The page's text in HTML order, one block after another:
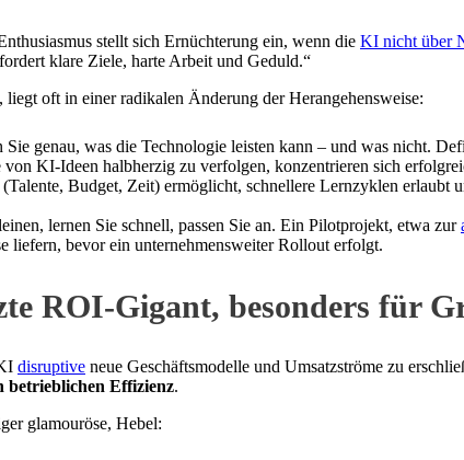
stellt sich Ernüchterung ein, wenn die KI nicht über
klare Ziele, harte Arbeit und Geduld.“
oft in einer radikalen Änderung der Herangehensweise:
Sie genau, was die Technologie leisten kann – und was nicht.
von KI-Ideen halbherzig zu verfolgen, konzentrieren sich
(Talente, Budget, Zeit) ermöglicht, schnellere Lernzyklen erlaubt
lernen Sie schnell, passen Sie an. Ein Pilotprojekt, etwa zur
liefern, bevor ein unternehmensweiter Rollout erfolgt.
ROI-Gigant, besonders für
disruptive neue Geschäftsmodelle und Umsatzströme zu
betrieblichen Effizienz.
glamouröse, Hebel: